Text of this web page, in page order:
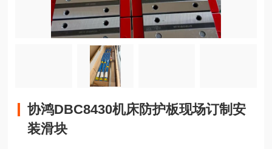
协鸿DBC8430机床防护板现场订制安
装滑块